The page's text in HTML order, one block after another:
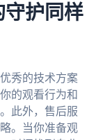
守护同样
秀的技术方案
的观看行为和
此外，售后服
。当你准备观